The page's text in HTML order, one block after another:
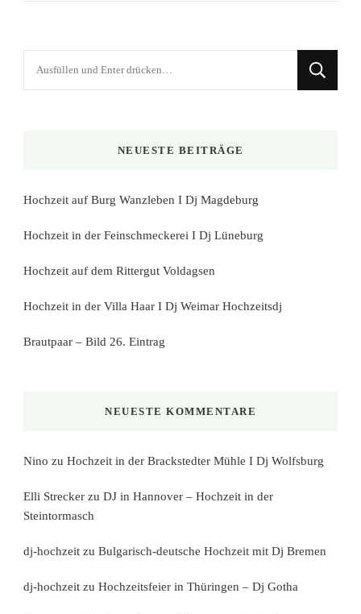
NEUESTE BEITRÄGE
Hochzeit auf Burg Wanzleben I Dj Magdeburg
Hochzeit in der Feinschmeckerei I Dj Lüneburg
Hochzeit auf dem Rittergut Voldagsen
Hochzeit in der Villa Haar I Dj Weimar Hochzeitsdj
Brautpaar – Bild 26. Eintrag
NEUESTE KOMMENTARE
Nino zu Hochzeit in der Brackstedter Mühle I Dj Wolfsburg
Elli Strecker zu DJ in Hannover – Hochzeit in der
Steintormasch
dj-hochzeit zu Bulgarisch-deutsche Hochzeit mit Dj Bremen
dj-hochzeit zu Hochzeitsfeier in Thüringen – Dj Gotha